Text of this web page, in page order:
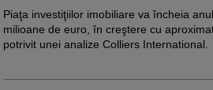
Piaţa investiţiilor imobiliare va încheia
milioane de euro, în creştere cu
potrivit unei analize Colliers International.